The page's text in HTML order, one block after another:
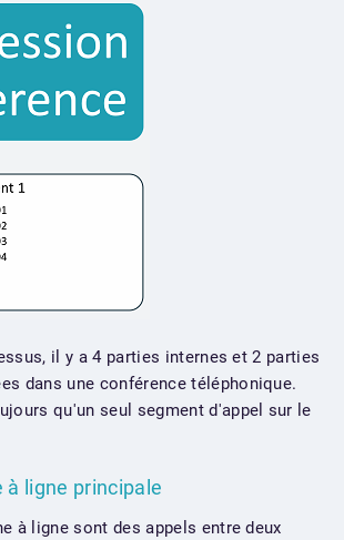
il y a 4 parties internes et 2 parties
dans une conférence téléphonique.
qu'un seul segment d'appel sur le
à ligne principale
à ligne sont des appels entre deux